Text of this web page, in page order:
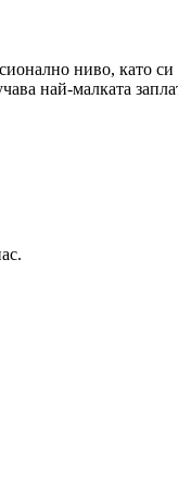
ниво, като
най-малката